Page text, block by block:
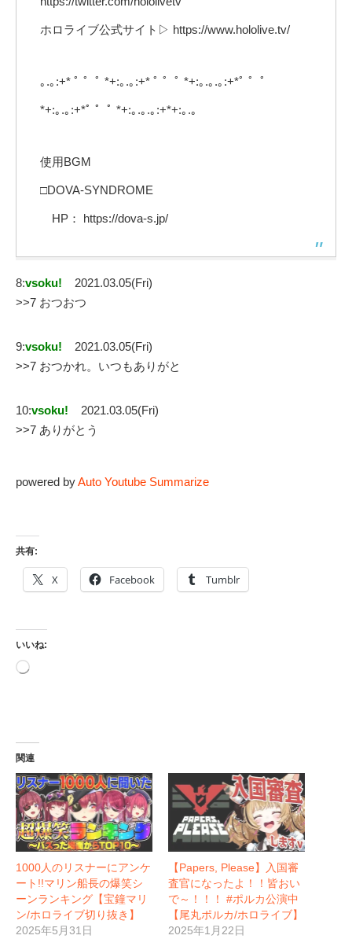
ホロライブ公式サイト▷ https://www.hololive.tv/
｡.｡:+* ﾟ ゜ﾟ *+:｡.｡:+* ﾟ ゜ﾟ *+:｡.｡.｡:+*ﾟ ゜ﾟ
*+:｡.｡:+*ﾟ ゜ﾟ *+:｡.｡.｡:+*+:｡.｡
使用BGM
□DOVA-SYNDROME
HP： https://dova-s.jp/
8:vsoku!
2021.03.05(Fri)
>>7 おつおつ
9:vsoku!
2021.03.05(Fri)
>>7 おつかれ。いつもありがと
10:vsoku!
2021.03.05(Fri)
>>7 ありがとう
powered byAuto Youtube Summarize
共有:
X Facebook Tumblr
いいね:
読
関連
1000人のリスナーにアンケ
ート!!マリン船長の爆笑シ
ーンランキング【宝鐘マリ
ン/ホロライブ切り抜き】
2025年5月31日
【Papers, Please】入国審
査官になったよ！！皆おい
で～！！！ #ポルカ公演中
【尾丸ポルカ/ホロライブ】
2025年1月22日